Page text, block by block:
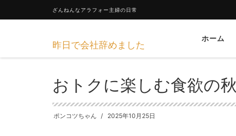
ざんねんなアラフォー主婦の日常
昨日で会社辞めました
ホーム
HOME マネー おトクに楽しむ食欲の秋
おトクに楽しむ食欲の秋
ポンコツちゃん 2025年10月25日